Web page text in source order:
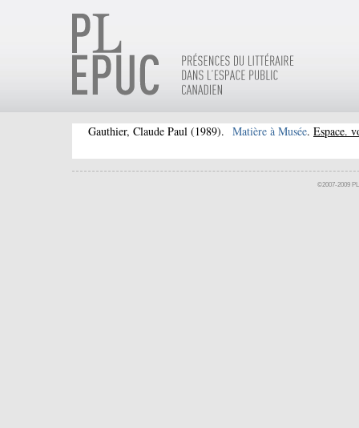
Gauthier, Claude Paul (1989). Matière à Musée. Espace.
©2007-2009